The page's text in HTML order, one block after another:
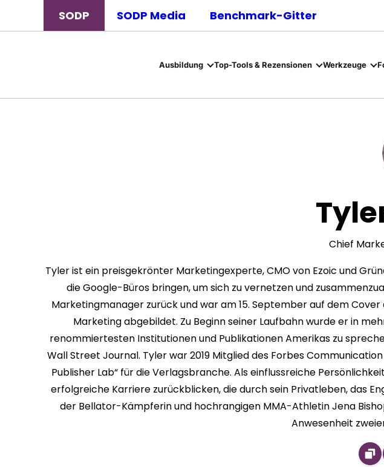
SODP SODP Media Benchmark-Gitter
Ausbildung Top-Tools & Rezensionen Werkzeuge
Chief
Tyler ist ein preisgekrönter Marketingexperte, CMO von Ezoic und
die Google-Büros bringen, um sich zu vernetzen und
Marketingmanager zurück und war am 15. September auf dem
Marketing abgebildet. Zu Beginn seiner Laufbahn wurde er in
renommiertesten Institutionen und Publikationen Amerikas zu
Wall Street Journal. Tyler war 2019 Mitglied des Forbes
Publisher Lab“ für die Verlagsbranche. Als einflussreiche
erfolgreiche Karriere zurückblicken, die durch sein Privatleben, das
der Bellator-Kämpferin und hochrangigen MMA-Athletin Jena
Anwesenheit